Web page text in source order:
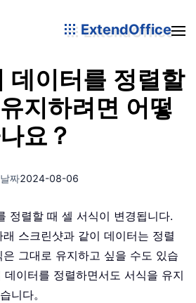
ExtendOffice
데이터를 정렬할
지하려면 어떻
요？
짜2024-08-06
정렬할 때 셀 서식이 변경됩니다.
스크린샷과 같이 데이터는 정렬
그대로 유지하고 싶을 수도 있습
이터를 정렬하면서도 서식을 유지
니다。